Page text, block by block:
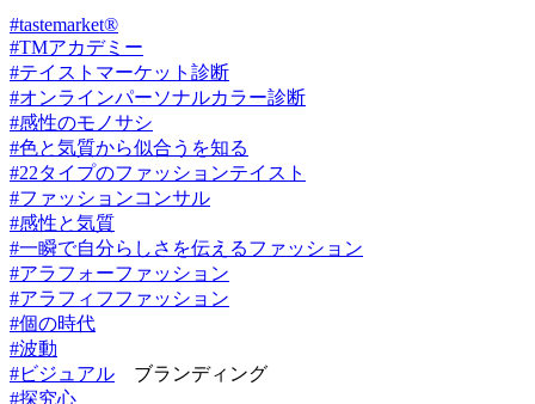
#tastemarket®︎
#TMアカデミー
#テイストマーケット診断
#オンラインパーソナルカラー診断
#感性のモノサシ
#色と気質から似合うを知る
#22タイプのファッションテイスト
#ファッションコンサル
#感性と気質
#一瞬で自分らしさを伝えるファッション
#アラフォーファッション
#アラフィフファッション
#個の時代
#波動
#ビジュアル ブランディング
#探究心